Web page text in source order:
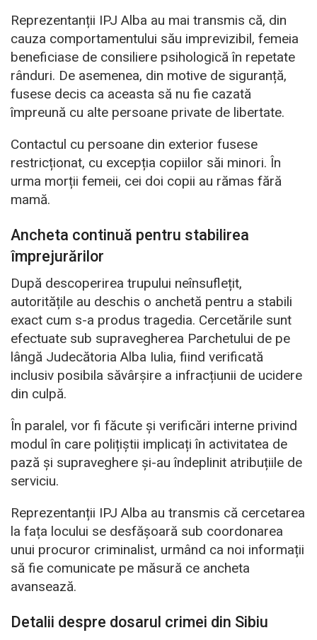
Reprezentanții IPJ Alba au mai transmis că, din
cauza comportamentului său imprevizibil, femeia
beneficiase de consiliere psihologică în repetate
rânduri. De asemenea, din motive de siguranță,
fusese decis ca aceasta să nu fie cazată
împreună cu alte persoane private de libertate.
Contactul cu persoane din exterior fusese
restricționat, cu excepția copiilor săi minori. În
urma morții femeii, cei doi copii au rămas fără
mamă.
Ancheta continuă pentru stabilirea
împrejurărilor
După descoperirea trupului neînsuflețit,
autoritățile au deschis o anchetă pentru a stabili
exact cum s-a produs tragedia. Cercetările sunt
efectuate sub supravegherea Parchetului de pe
lângă Judecătoria Alba Iulia, fiind verificată
inclusiv posibila săvârșire a infracțiunii de ucidere
din culpă.
În paralel, vor fi făcute și verificări interne privind
modul în care polițiștii implicați în activitatea de
pază și supraveghere și-au îndeplinit atribuțiile de
serviciu.
Reprezentanții IPJ Alba au transmis că cercetarea
la fața locului se desfășoară sub coordonarea
unui procuror criminalist, urmând ca noi informații
să fie comunicate pe măsură ce ancheta
avansează.
Detalii despre dosarul crimei din Sibiu